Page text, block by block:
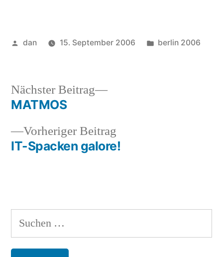
Veröffentlicht
dan 15. September 2006
Veröffentlicht
berlin 2006
Beitragsnavigation
Vorheriger Beitrag
Beitrag:
IT-Spacken galore!
Nächster Beitrag
Nächster
MATMOS
Suchen
nach: